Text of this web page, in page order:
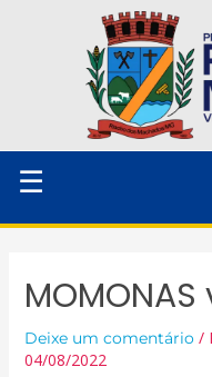
☰
MOMONAS
Deixe um comentário /
04/08/2022